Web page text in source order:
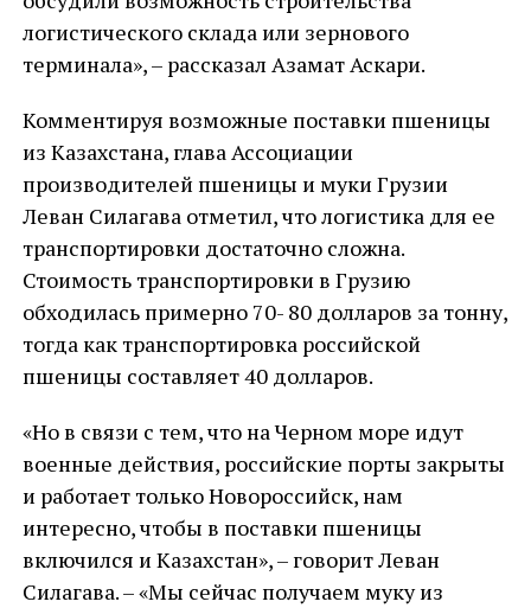
логистического склада или зернового
терминала», – рассказал Азамат Аскари.
Комментируя возможные поставки пшеницы
из Казахстана, глава Ассоциации
производителей пшеницы и муки Грузии
Леван Силагава отметил, что логистика для ее
транспортировки достаточно сложна.
Стоимость транспортировки в Грузию
обходилась примерно 70- 80 долларов за тонну,
тогда как транспортировка российской
пшеницы составляет 40 долларов.
«Но в связи с тем, что на Черном море идут
военные действия, российские порты закрыты
и работает только Новороссийск, нам
интересно, чтобы в поставки пшеницы
включился и Казахстан», – говорит Леван
Силагава. – «Мы сейчас получаем муку из